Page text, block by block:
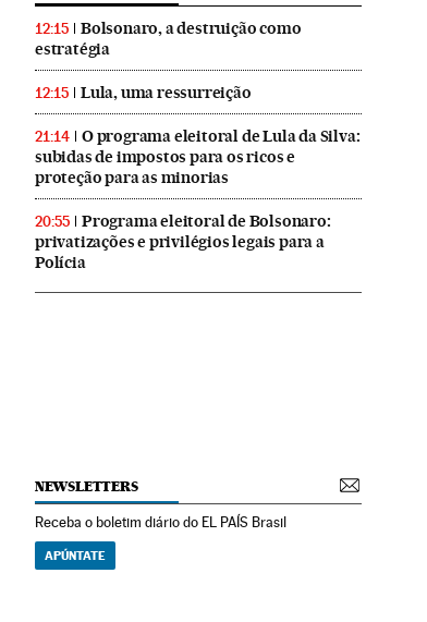
12:15
Bolsonaro, a destruição como
estratégia
12:15 Lula, uma ressurreição
21:14
O programa eleitoral de Lula da Silva:
subidas de impostos para os ricos e
proteção para as minorias
20:55
Programa eleitoral de Bolsonaro:
privatizações e privilégios legais para a
Polícia
NEWSLETTERS
Receba o boletim diário do EL PAÍS Brasil
APÚNTATE